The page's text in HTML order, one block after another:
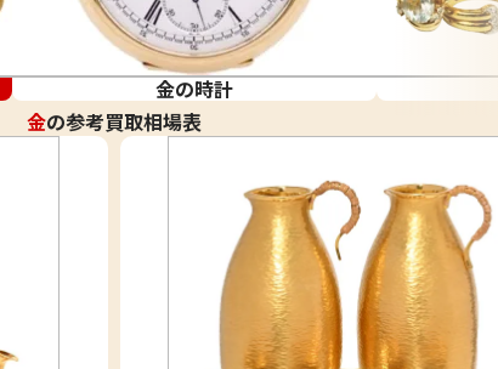
金の時計
金の参考買取相場表